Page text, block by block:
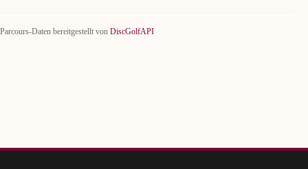
Parcours-Daten bereitgestellt von DiscGolfAPI